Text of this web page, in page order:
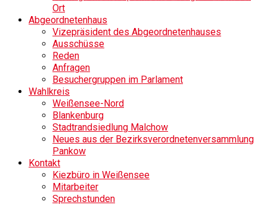
Ort
Abgeordnetenhaus
Vizepräsident des Abgeordnetenhauses
Ausschüsse
Reden
Anfragen
Besuchergruppen im Parlament
Wahlkreis
Weißensee-Nord
Blankenburg
Stadtrandsiedlung Malchow
Neues aus der Bezirksverordnetenversammlung
Pankow
Kontakt
Kiezbüro in Weißensee
Mitarbeiter
Sprechstunden